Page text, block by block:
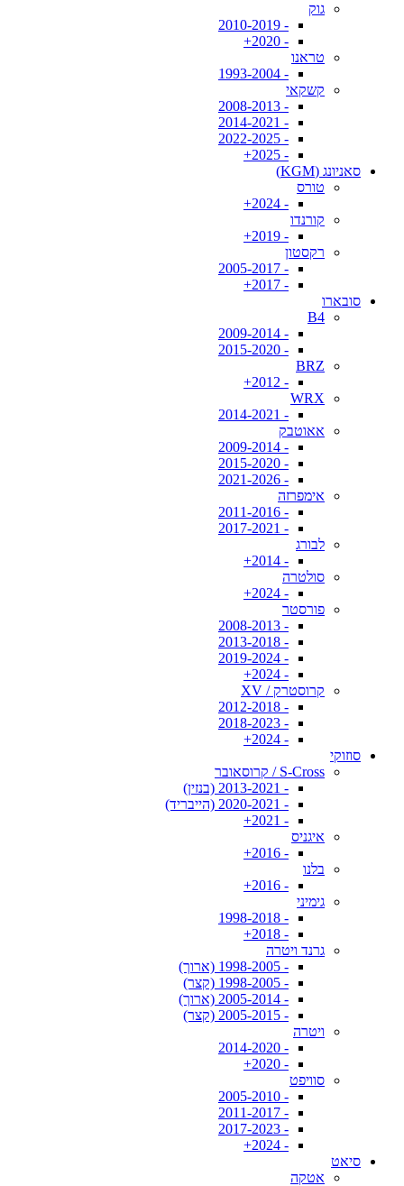
גוק
- 2010-2019
- 2020+
טראנו
- 1993-2004
קשקאי
- 2008-2013
- 2014-2021
- 2022-2025
- 2025+
סאניונג (KGM)
טורס
- 2024+
קורנדו
- 2019+
רקסטון
- 2005-2017
- 2017+
סובארו
B4
- 2009-2014
- 2015-2020
BRZ
- 2012+
WRX
- 2014-2021
אאוטבק
- 2009-2014
- 2015-2020
- 2021-2026
אימפרזה
- 2011-2016
- 2017-2021
לבורג
- 2014+
סולטרה
- 2024+
פורסטר
- 2008-2013
- 2013-2018
- 2019-2024
- 2024+
קרוסטרק / XV
- 2012-2018
- 2018-2023
- 2024+
סוזוקי
S-Cross / קרוסאובר
- 2013-2021 (בנזין)
- 2020-2021 (הייבריד)
- 2021+
איגניס
- 2016+
בלנו
- 2016+
גימיני
- 1998-2018
- 2018+
גרנד ויטרה
- 1998-2005 (ארוך)
- 1998-2005 (קצר)
- 2005-2014 (ארוך)
- 2005-2015 (קצר)
ויטרה
- 2014-2020
- 2020+
סוויפט
- 2005-2010
- 2011-2017
- 2017-2023
- 2024+
סיאט
אטקה